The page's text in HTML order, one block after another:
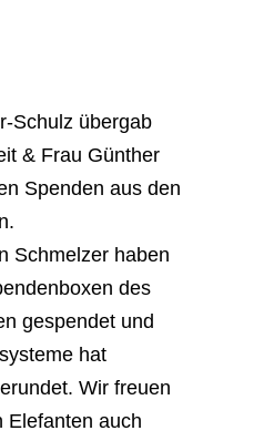
Schulz übergab
& Frau Günther
Spenden aus den
Schmelzer haben
des
gespendet und
hat
Wir freuen
Elefanten auch